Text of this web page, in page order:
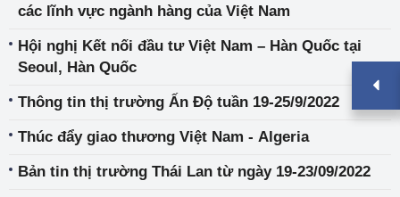
các lĩnh vực ngành hàng của Việt Nam
Hội nghị Kết nối đầu tư Việt Nam – Hàn Quốc tại
Seoul, Hàn Quốc
Thông tin thị trường Ấn Độ tuần 19-25/9/2022
Thúc đẩy giao thương Việt Nam - Algeria
Bản tin thị trường Thái Lan từ ngày 19-23/09/2022